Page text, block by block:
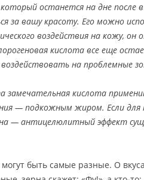
останется на дне после
за вашу красоту. Его можно
воздействия на кожу, он
кислота все еще
воздействовать на проблемные
замечательная кислота
— подкожным жиром. Если для
— антицелюлитный эффект
быть самые разные. О